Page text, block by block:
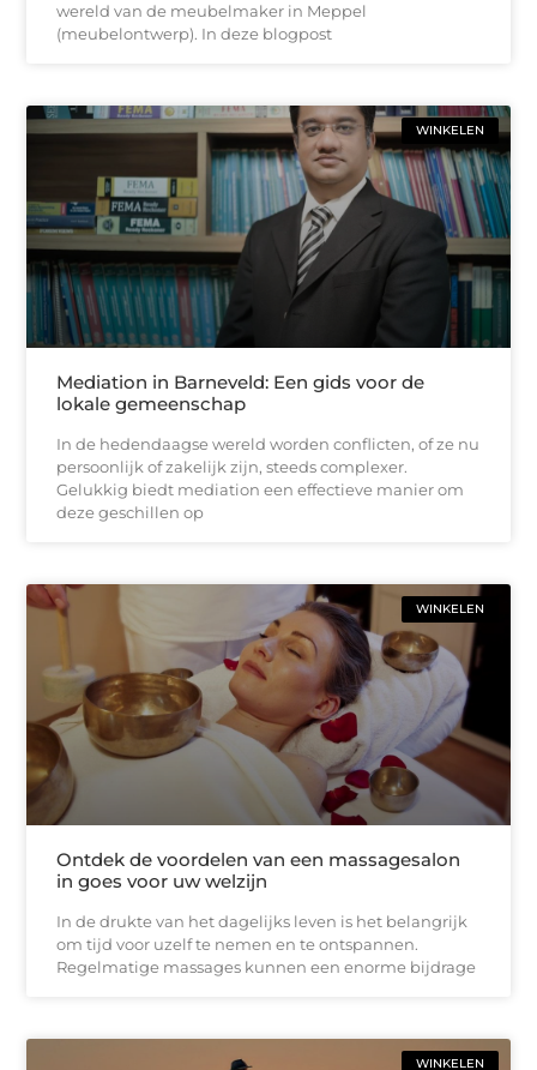
wereld van de meubelmaker in Meppel
(meubelontwerp). In deze blogpost
WINKELEN
Mediation in Barneveld: Een gids voor de
lokale gemeenschap
In de hedendaagse wereld worden conflicten, of ze nu
persoonlijk of zakelijk zijn, steeds complexer.
Gelukkig biedt mediation een effectieve manier om
deze geschillen op
WINKELEN
Ontdek de voordelen van een massagesalon
in goes voor uw welzijn
In de drukte van het dagelijks leven is het belangrijk
om tijd voor uzelf te nemen en te ontspannen.
Regelmatige massages kunnen een enorme bijdrage
WINKELEN